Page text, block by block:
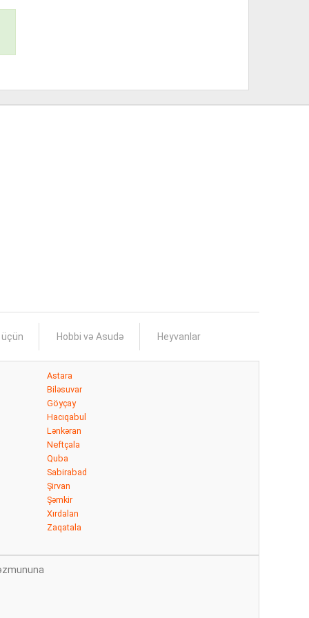
Hobbi və Asudə Heyvanlar
Astara
Biləsuvar
Göyçay
Hacıqabul
Lənkəran
Neftçala
Quba
Sabirabad
Şirvan
Şəmkir
Xırdalan
Zaqatala